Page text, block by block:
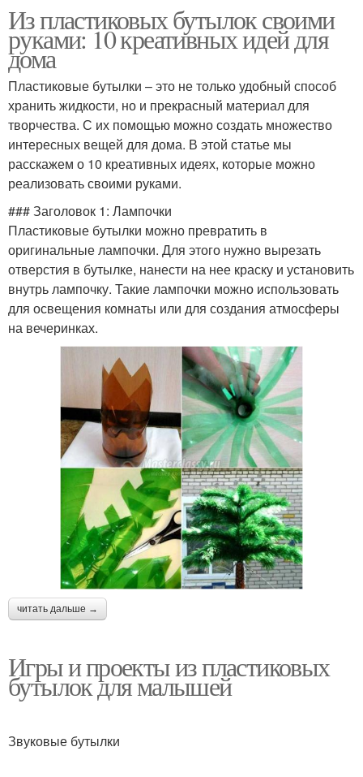
Из пластиковых бутылок своими
руками: 10 креативных идей для
дома
Пластиковые бутылки – это не только удобный способ
хранить жидкости, но и прекрасный материал для
творчества. С их помощью можно создать множество
интересных вещей для дома. В этой статье мы
расскажем о 10 креативных идеях, которые можно
реализовать своими руками.
### Заголовок 1: Лампочки
Пластиковые бутылки можно превратить в
оригинальные лампочки. Для этого нужно вырезать
отверстия в бутылке, нанести на нее краску и установить
внутрь лампочку. Такие лампочки можно использовать
для освещения комнаты или для создания атмосферы
на вечеринках.
читать дальше →
Игры и проекты из пластиковых
бутылок для малышей
Звуковые бутылки